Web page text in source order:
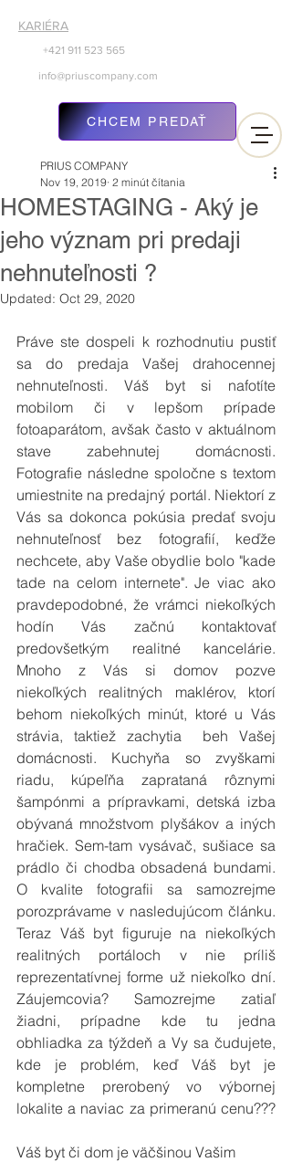
KARIÉRA
+421 911 523 565
info@priuscompany.com
CHCEM PREDAŤ
HOMESTAGING - Aký je
jeho význam pri predaji
nehnuteľnosti ?
PRIUS COMPANY
Nov 19, 2019 2 minút čítania
Updated: Oct 29, 2020
Práve ste dospeli k rozhodnutiu pustiť
sa do predaja Vašej drahocennej
nehnuteľnosti. Váš byt si nafotíte
mobilom či v lepšom prípade
fotoaparátom, avšak často v aktuálnom
stave zabehnutej domácnosti.
Fotografie následne spoločne s textom
umiestnite na predajný portál. Niektorí z
Vás sa dokonca pokúsia predať svoju
nehnuteľnosť bez fotografií, keďže
nechcete, aby Vaše obydlie bolo "kade
tade na celom internete". Je viac ako
pravdepodobné, že vrámci niekoľkých
hodín Vás začnú kontaktovať
predovšetkým realitné kancelárie.
Mnoho z Vás si domov pozve
niekoľkých realitných maklérov, ktorí
behom niekoľkých minút, ktoré u Vás
strávia, taktiež zachytia  beh Vašej
domácnosti. Kuchyňa so zvyškami
riadu, kúpeľňa zaprataná rôznymi
šampónmi a prípravkami, detská izba
obývaná množstvom plyšákov a iných
hračiek. Sem-tam vysávač, sušiace sa
prádlo či chodba obsadená bundami.
O kvalite fotografii sa samozrejme
porozprávame v nasledujúcom článku.
Teraz Váš byt figuruje na niekoľkých
realitných portáloch v nie príliš
reprezentatívnej forme už niekoľko dní.
Záujemcovia? Samozrejme zatiaľ
žiadni, prípadne kde tu jedna
obhliadka za týždeň a Vy sa čudujete,
kde je problém, keď Váš byt je
kompletne prerobený vo výbornej
lokalite a naviac za primeranú cenu???
Váš byt či dom je väčšinou Vašim